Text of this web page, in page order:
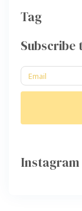
Tag
Instagram